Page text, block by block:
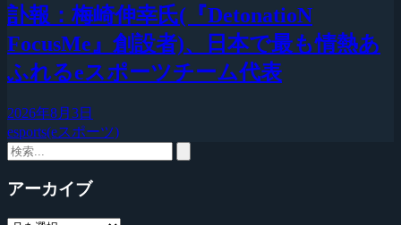
訃報：梅崎伸幸氏(『DetonatioN
FocusMe』創設者)、日本で最も情熱あ
ふれるeスポーツチーム代表
2026年8月3日
esports(eスポーツ)
アーカイブ